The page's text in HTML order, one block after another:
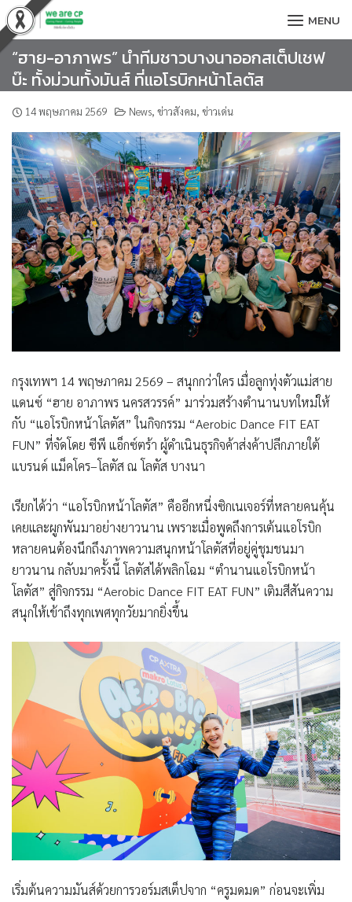
Skip
to
content
MENU
“ฮาย-อาภาพร” นำทีมชาวบางนาออกสเต็ปเชฟ
บ๊ะ ทั้งม่วนทั้งมันส์ ที่แอโรบิกหน้าโลตัส
14 พฤษภาคม 2569 News, ข่าวสังคม, ข่าวเด่น
กรุงเทพฯ 14 พฤษภาคม 2569 – สนุกกว่าใคร เมื่อลูกทุ่งตัวแม่สาย
แดนซ์ “ฮาย อาภาพร นครสวรรค์” มาร่วมสร้างตำนานบทใหม่ให้
กับ “แอโรบิกหน้าโลตัส” ในกิจกรรม “Aerobic Dance FIT EAT
FUN” ที่จัดโดย ซีพี แอ็กซ์ตร้า ผู้ดำเนินธุรกิจค้าส่งค้าปลีกภายใต้
แบรนด์ แม็คโคร–โลตัสณ โลตัส บางนา
เรียกได้ว่า “แอโรบิกหน้าโลตัส” คืออีกหนึ่งซิกเนเจอร์ที่หลายคนคุ้น
เคยและผูกพันมาอย่างยาวนาน เพราะเมื่อพูดถึงการเต้นแอโรบิก
หลายคนต้องนึกถึงภาพความสนุกหน้าโลตัสที่อยู่คู่ชุมชนมา
ยาวนาน กลับมาครั้งนี้ โลตัสได้พลิกโฉม “ตำนานแอโรบิกหน้า
โลตัส” สู่กิจกรรม “Aerobic Dance FIT EAT FUN” เติมสีสันความ
สนุกให้เข้าถึงทุกเพศทุกวัยมากยิ่งขึ้น
เริ่มต้นความมันส์ด้วยการวอร์มสเต็ปจาก “ครูมดมด” ก่อนจะเพิ่ม